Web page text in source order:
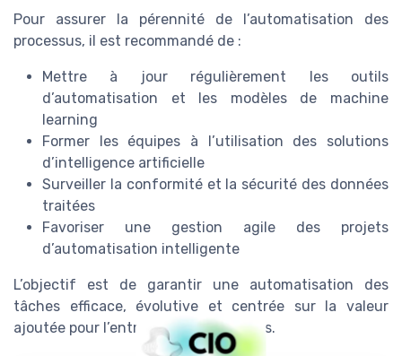
Pour assurer la pérennité de l’automatisation des
processus, il est recommandé de :
Mettre à jour régulièrement les outils
d’automatisation et les modèles de machine
learning
Former les équipes à l’utilisation des solutions
d’intelligence artificielle
Surveiller la conformité et la sécurité des données
traitées
Favoriser une gestion agile des projets
d’automatisation intelligente
L’objectif est de garantir une automatisation des
tâches efficace, évolutive et centrée sur la valeur
ajoutée pour l’entreprise et ses clients.